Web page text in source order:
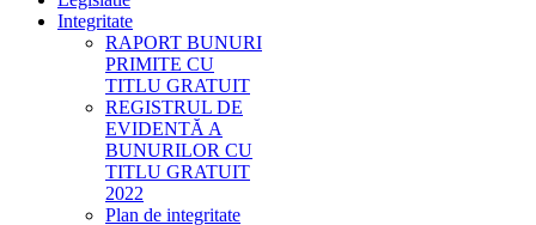
Integritate
RAPORT BUNURI
PRIMITE CU
TITLU GRATUIT
REGISTRUL DE
EVIDENTĂ A
BUNURILOR CU
TITLU GRATUIT
2022
Plan de integritate